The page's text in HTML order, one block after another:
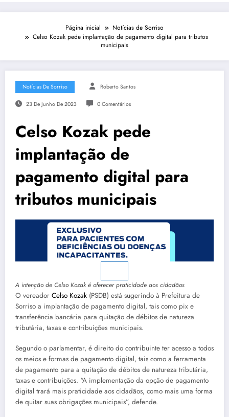
Página inicial
Notícias de Sorriso
Celso Kozak pede implantação de pagamento digital para tributos
municipais
Notícias De Sorriso Roberto Santos
23 De Junho De 2023 0 Comentários
Celso Kozak pede
implantação de
pagamento digital para
tributos municipais
A intenção de Celso Kozak é oferecer praticidade aos cidadãos
O vereador Celso Kozak (PSDB) está sugerindo à Prefeitura de
Sorriso a implantação de pagamento digital, tais como pix e
transferência bancária para quitação de débitos de natureza
tributária, taxas e contribuições municipais.
Segundo o parlamentar, é direito do contribuinte ter acesso a todos
os meios e formas de pagamento digital, tais como a ferramenta
de pagamento para a quitação de débitos de natureza tributária,
taxas e contribuições. “A implementação da opção de pagamento
digital trará mais praticidade aos cidadãos, como mais uma forma
de quitar suas obrigações municipais”, defende.